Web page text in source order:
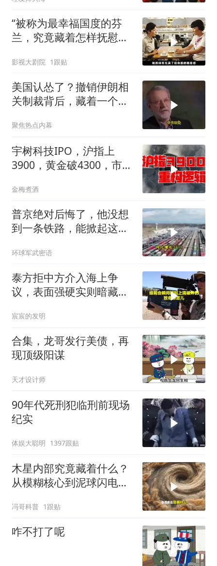
“被称为最幸福国度的芬
兰，究竟藏着怎样抚慰人
影视大剧院 1跟贴
美国认怂了？撤销伊朗相
关制裁背后，藏着一个说
聚焦热点内幕
宇树科技IPO，沪指上
3900，黄金破4300，市场
金梅煮酒
普京绝对后悔了，他没想
到一条铁路，能掀起这么
改写
环球军武密语
泰方拒中方介入海上争
议，表面强硬实则暗藏玄
宸宸的发明
合集，龙哥发行美债，再
现顶级阳谋
天才设计师
90年代死刑犯临刑前现场
纪实
体娱大聪明 1397跟贴
木星内部究竟藏着什么？
从模糊核心到泥球闪电，
冯哥科普 1跟贴
咋不打了呢